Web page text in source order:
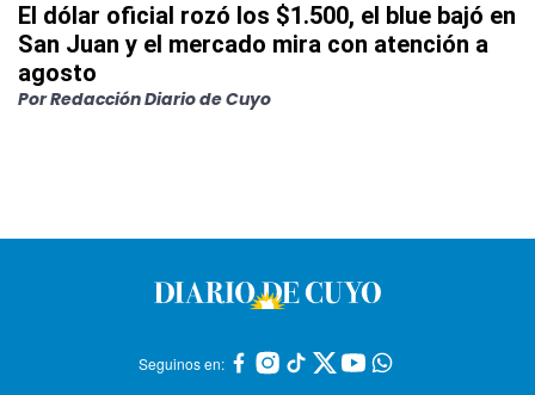
El dólar oficial rozó los $1.500, el blue bajó en
San Juan y el mercado mira con atención a
agosto
PorRedacción Diario de Cuyo
Seguinos en: